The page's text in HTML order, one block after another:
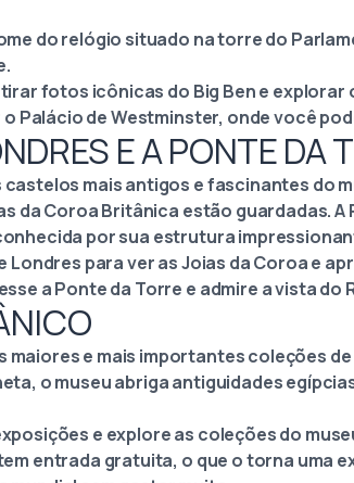
do relógio situado na torre do
fotos icônicas do Big Ben e explorar
Palácio de Westminster, onde você
E A PONTE DA
castelos mais antigos e fascinantes do
da Coroa Britânica estão guardadas.
por sua estrutura
Londres para ver as Joias da Coroa e
a Ponte da Torre e admire a vista do
maiores e mais importantes coleções
o museu abriga antiguidades
e explore as coleções do
entrada gratuita, o que o torna uma